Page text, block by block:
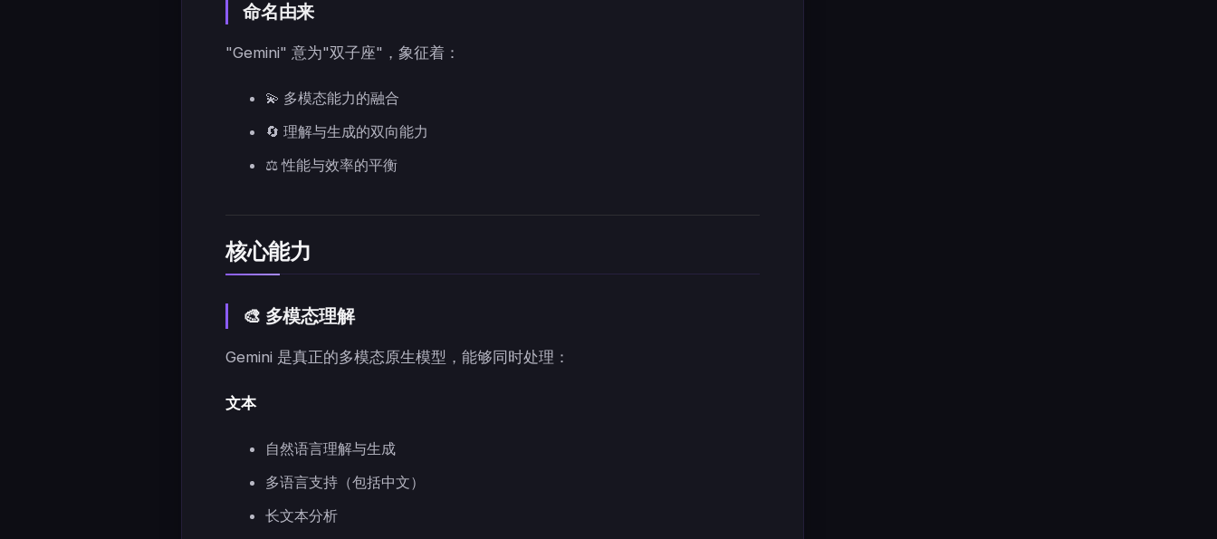
命名由来
"Gemini" 意为"双子座"，象征着：
💫 多模态能力的融合
🔄 理解与生成的双向能力
⚖️ 性能与效率的平衡
核心能力
🎨 多模态理解
Gemini 是真正的多模态原生模型，能够同时处理：
文本
自然语言理解与生成
多语言支持（包括中文）
长文本分析